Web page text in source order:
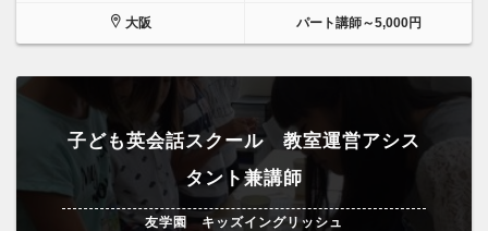
大阪 パート講師～5,000円
子ども英会話スクール 教室運営アシス
タント兼講師
友学園 キッズイングリッシュ